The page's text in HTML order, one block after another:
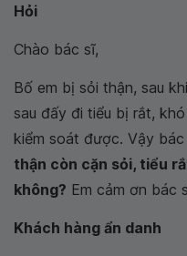
Hỏi
Chào bác sĩ,
Bố em bị sỏi thận, sau
sau đấy đi tiểu bị rắt,
kiểm soát được. Vậy
thận còn cặn sỏi, tiểu
không? Em cảm ơn bác
Khách hàng ẩn danh